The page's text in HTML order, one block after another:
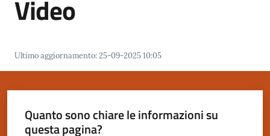
Servizi
Vivere
Dozza
Menu selezionato
Video
Ultimo aggiornamento:25-09-2025 10:05
Quanto sono chiare le informazioni su
questa pagina?